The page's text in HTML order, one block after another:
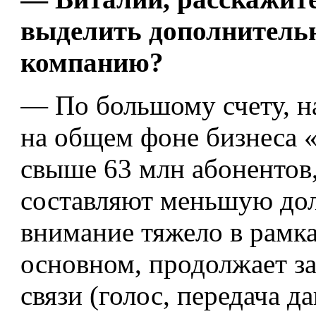
выделить
компанию?
— По большому счету,
на общем фоне бизнеса
свыше 63 млн
составляют меньшую
внимание тяжело в
основном, продолжает
связи (голос, передача